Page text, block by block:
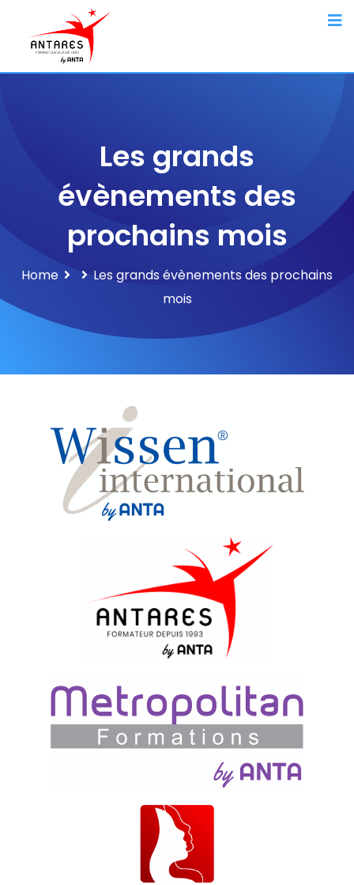
Les grands
évènements des
prochains mois
Home
Les grands évènements des prochains
mois